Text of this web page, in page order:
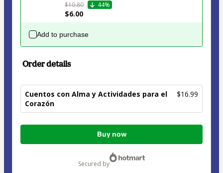
$10.80
44%
$6.00
Add to purchase
Order details
Cuentos con Alma y Actividades para el
Corazón
$16.99
Total
Buy now
secured by